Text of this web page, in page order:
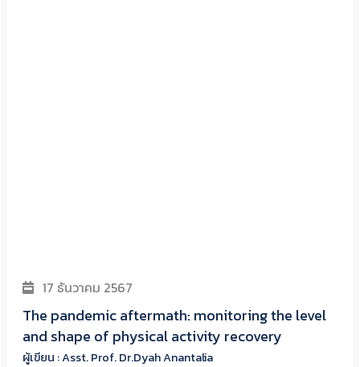
17 ธันวาคม 2567
The pandemic aftermath: monitoring the level
and shape of physical activity recovery
ผู้เขียน : Asst. Prof. Dr.Dyah Anantalia